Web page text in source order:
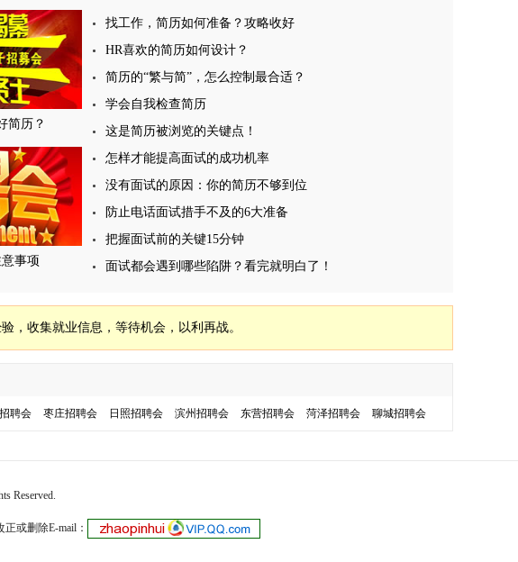
简历？
事项
找工作，简历如何准备？攻略收好
HR喜欢的简历如何设计？
简历的“繁与简”，怎么控制最合适？
学会自我检查简历
这是简历被浏览的关键点！
怎样才能提高面试的成功机率
没有面试的原因：你的简历不够到位
防止电话面试措手不及的6大准备
把握面试前的关键15分钟
面试都会遇到哪些陷阱？看完就明白了！
，收集就业信息，等待机会，以利再战。
聘会 枣庄招聘会 日照招聘会 滨州招聘会 东营招聘会 菏泽招聘会 聊城招聘会
Reserved.
或删除E-mail：